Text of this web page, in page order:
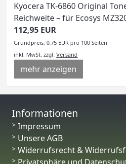
Kyocera TK-6860 Original
Reichweite – für Ecosys
112,95 EUR
Grundpreis: 0,75 EUR pro 100 Seiten
inkl. MwSt. zzgl. Versand
mehr anzeigen
Informationen
Impressum
Unsere AGB
Widerrufsrecht &